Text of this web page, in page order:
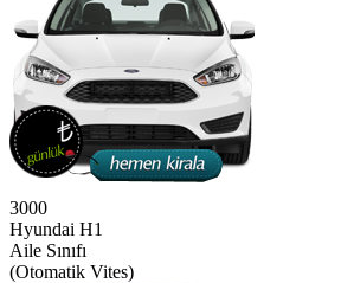
3000
Hyundai H1
Aile Sınıfı
(Otomatik Vites)